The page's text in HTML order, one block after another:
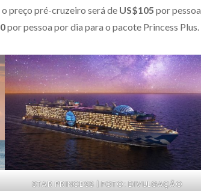
o preço pré-cruzeiro será de US$105 por pessoa
por pessoa por dia para o pacote Princess Plus.
STAR PRINCESS | FOTO: DIVULGAÇÃO